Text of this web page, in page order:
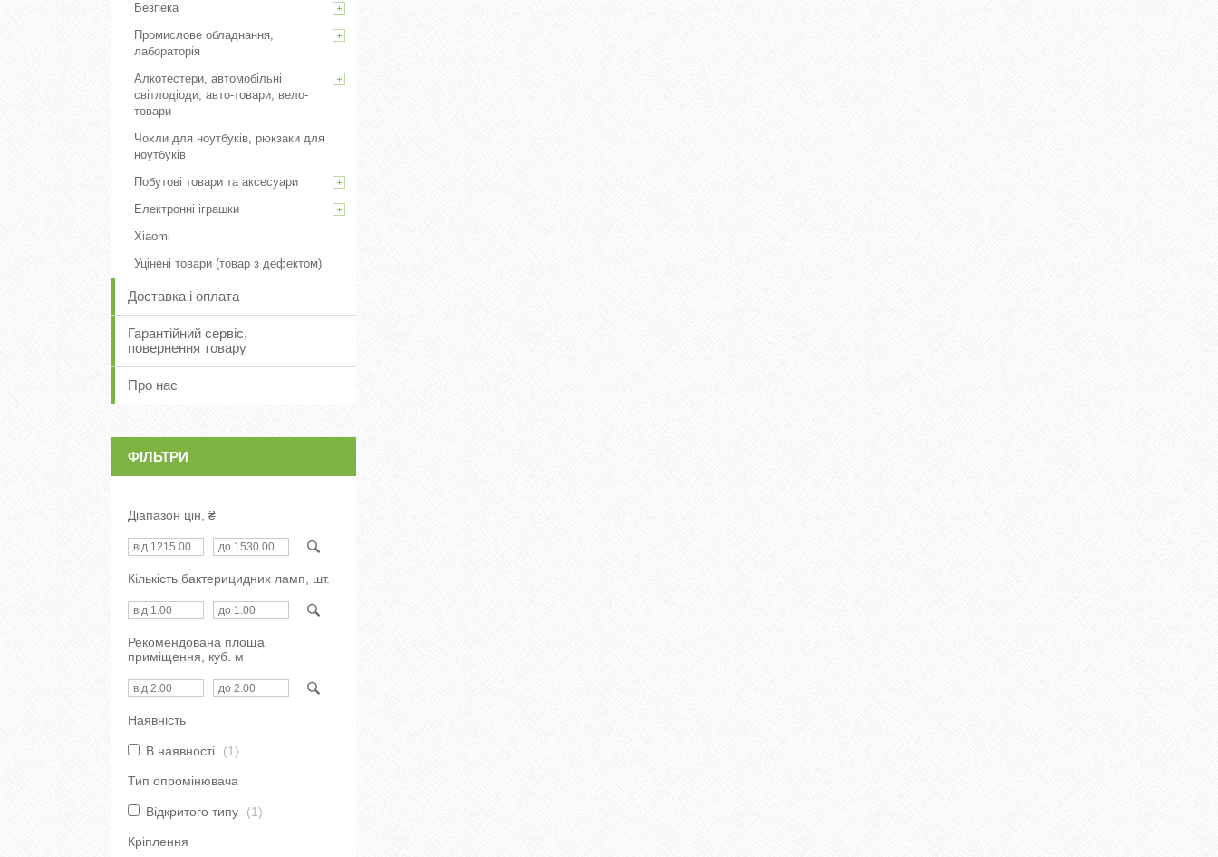
Безпека
Промислове обладнання,
лабораторія
Алкотестери, автомобільні
світлодіоди, авто-товари, вело-
товари
Чохли для ноутбуків, рюкзаки для
ноутбуків
Побутові товари та аксесуари
Електронні іграшки
Xiaomi
Уцінені товари (товар з дефектом)
Доставка і оплата
Гарантійний сервіс,
повернення товару
Про нас
ФІЛЬТРИ
Діапазон цін, ₴
Кількість бактерицидних ламп, шт.
Рекомендована площа
приміщення, куб. м
Наявність
В наявності 1
Тип опромінювача
Відкритого типу 1
Кріплення